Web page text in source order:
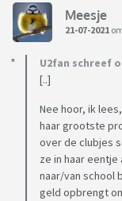
Meesje
21-07-2021
U2fan schreef
[..]
Nee hoor, ik
haar grootste
over de clubjes
ze in haar
naar/van school
geld opbrengt